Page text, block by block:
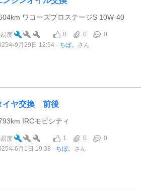
ワコーズプロステージS 10W-40
度 0 0
0
年9月29日 12:54
ちぼ。 さん
イヤ交換 前後
IRCモビシティ
度 1 0
0
年6月1日 19:38
ちぼ。 さん